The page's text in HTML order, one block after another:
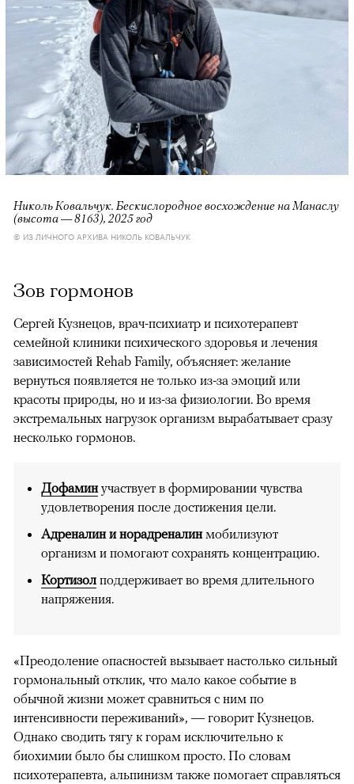
Николь Ковальчук. Бескислородное восхождение на Манаслу
(высота — 8163), 2025 год
© ИЗ ЛИЧНОГО АРХИВА НИКОЛЬ КОВАЛЬЧУК
Зов гормонов
Сергей Кузнецов, врач-психиатр и психотерапевт
семейной клиники психического здоровья и лечения
зависимостей Rehab Family, объясняет: желание
вернуться появляется не только из-за эмоций или
красоты природы, но и из-за физиологии. Во время
экстремальных нагрузок организм вырабатывает сразу
несколько гормонов.
Дофаминучаствует в формировании чувства
удовлетворения после достижения цели.
Адреналин и норадреналинмобилизуют
организм и помогают сохранять концентрацию.
Кортизол поддерживает во время длительного
напряжения.
«Преодоление опасностей вызывает настолько сильный
гормональный отклик, что мало какое событие в
обычной жизни может сравниться с ним по
интенсивности переживаний», — говорит Кузнецов.
Однако сводить тягу к горам исключительно к
биохимии было бы слишком просто. По словам
психотерапевта, альпинизм также помогает справляться